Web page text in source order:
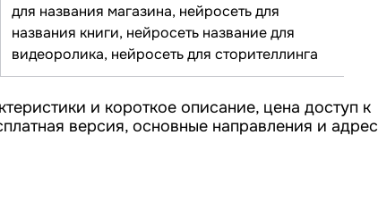
для названия магазина, нейросеть для
названия книги, нейросеть название для
видеоролика, нейросеть для сторителлинга
и короткое описание, цена доступ к
версия, основные направления и адрес